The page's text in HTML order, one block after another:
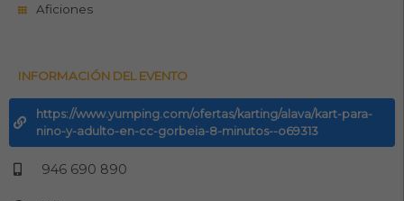
Aficiones
INFORMACIÓN DEL EVENTO
https://www.yumping.com/ofertas/karting/alava/kart-para-
nino-y-adulto-en-cc-gorbeia-8-minutos--o69313
946 690 890